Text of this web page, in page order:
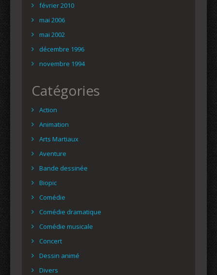
février 2010
mai 2006
mai 2002
décembre 1996
novembre 1994
Catégories
Action
Animation
Arts Martiaux
Aventure
Bande dessinée
Biopic
Comédie
Comédie dramatique
Comédie musicale
Concert
Dessin animé
Divers